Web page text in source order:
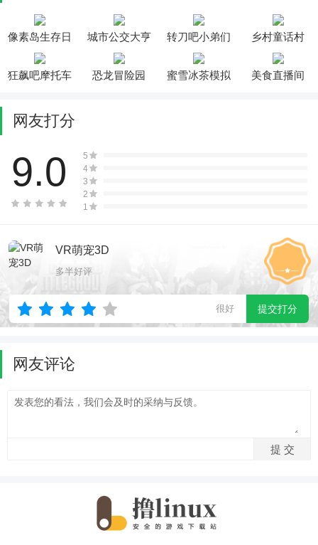
像素岛生存日
记
城市公交大亨 转刀吧小弟们 乡村童话村
狂飙吧摩托车 恐龙冒险园
蜜雪冰茶模拟
美食直播间
网友打分
9.0
5
4
3
2
1
VR萌宠3D
多半好评
很好 提交打分
网友评论